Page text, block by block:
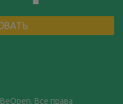
Все права